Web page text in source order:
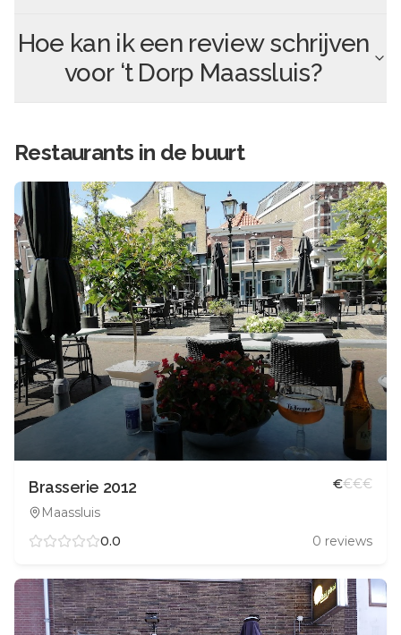
Hoe kan ik een review schrijven
voor ‘t Dorp Maassluis?
Restaurants in de buurt
Brasserie 2012
Maassluis
€€€€
0.0 0 reviews